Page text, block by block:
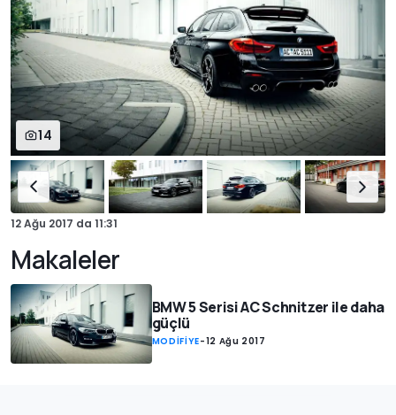
14
12 Ağu 2017 da 11:31
Makaleler
BMW 5 Serisi AC Schnitzer ile daha
güçlü
MODİFİYE-12 Ağu 2017